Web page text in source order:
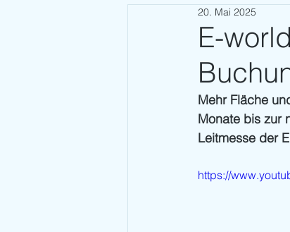
E-
20. Mai 2025
Mehr Fläche
Monate bis zur
Leitmesse der
https://